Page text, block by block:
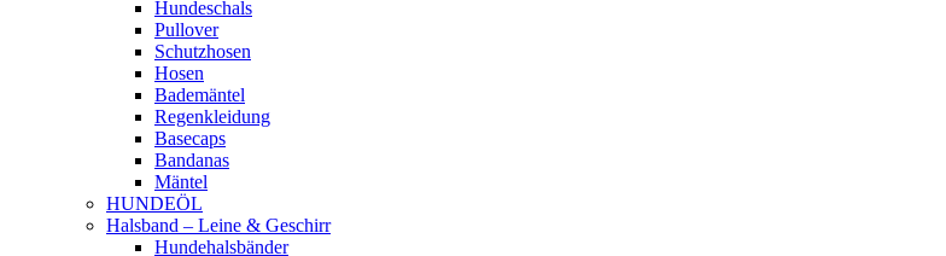
Hundeschals
Pullover
Schutzhosen
Hosen
Bademäntel
Regenkleidung
Basecaps
Bandanas
Mäntel
HUNDEÖL
Halsband – Leine & Geschirr
Hundehalsbänder